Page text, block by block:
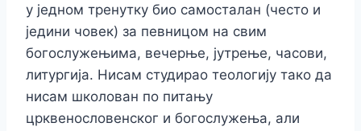
у једном тренутку био самосталан (често и
једини човек) за певницом на свим
богослужењима, вечерње, јутрење, часови,
литургија. Нисам студирао теологију тако да
нисам школован по питању
црквенословенског и богослужења, али